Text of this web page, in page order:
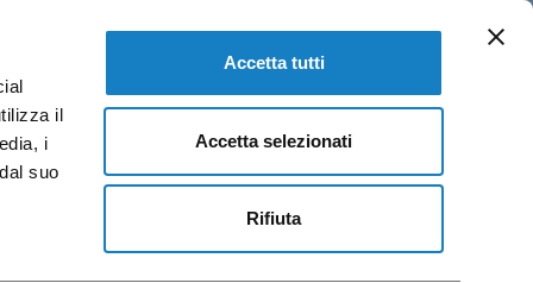
il
i
suo
Accetta tutti
Accetta selezionati
Rifiuta
FR